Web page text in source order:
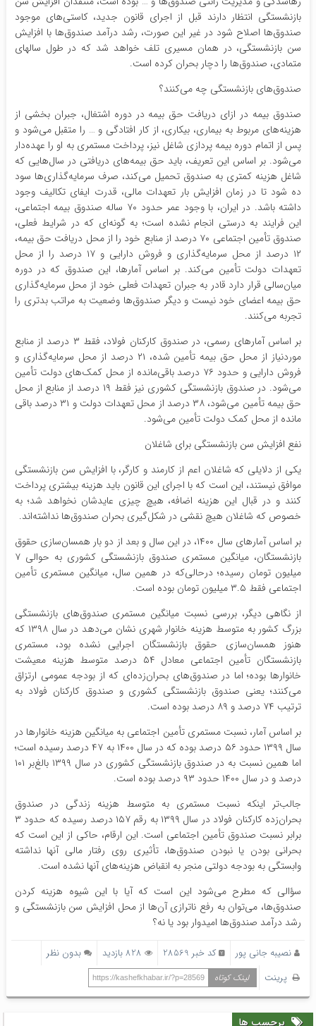
بازنشستگی انتظار دارند قبل از اجرای قانون جدید، کاستی‌های موجود
صندوق‌ها اصلاح شود در غیر این صورت، رشد درآمد صندوق‌ها با افزایش
سن بازنشستگی، در همان مسیری تلف خواهد شد که در طول سالهای
متمادی، صندوق‌ها را دچار بحران کرده است.
صندوق‌های بازنشستگی چه می‌کنند؟
صندوق بیمه در ازای دریافت حق بیمه در دوره اشتغال، جبران بخشی از
هزینه‌های مربوط به بیماری، بیکاری، از کار افتادگی و … را متقبل می‌شود و
پس از اتمام دوره بیمه پردازی شاغل نیز، پرداخت مستمری به او را عهده‌دار
می‌شود. بر اساس این تعریف، باید حق بیمه‌های دریافتی در سال‌هایی که
شاغل هزینه کمتری به صندوق تحمیل می‌کند، صرف سرمایه‌گذاری‌ها سود
ده شود تا در زمان افزایش بار تعهدات مالی، قدرت ایفای تکالیف وجود
داشته باشد. در ایران، با وجود عمر حدود ۷۰ ساله صندوق بیمه اجتماعی،
این فرایند به درستی انجام نشده است؛ به گونه‌ای که در شرایط فعلی،
صندوق تأمین اجتماعی ۷۰ درصد از منابع خود را از محل دریافت حق بیمه،
۱۲ درصد از محل سرمایه‌گذاری و فروش دارایی و ۱۷ درصد را از محل
تعهدات دولت تأمین می‌کند. بر اساس آمارها، این صندوق که در دوره
میان‌سالی قرار دارد قادر به جبران تعهدات فعلی خود از محل سرمایه‌گذاری
حق بیمه اعضای خود نیست و دیگر صندوق‌ها وضعیت به مراتب بدتری را
تجربه می‌کنند.
بر اساس آمارهای رسمی، در صندوق کارکنان فولاد، فقط ۳ درصد از منابع
موردنیاز از محل حق بیمه تأمین شده، ۲۱ درصد از محل سرمایه‌گذاری و
فروش دارایی و حدود ۷۶ درصد باقی‌مانده از محل کمک‌های دولت تأمین
می‌شود. در صندوق بازنشستگی کشوری نیز فقط ۱۹ درصد از منابع از محل
حق بیمه تأمین می‌شود، ۳۸ درصد از محل تعهدات دولت و ۳۱ درصد باقی
مانده از محل کمک دولت تأمین می‌شود.
نفع افزایش سن بازنشستگی برای شاغلان
یکی از دلایلی که شاغلان اعم از کارمند و کارگر، با افزایش سن بازنشستگی
موافق نیستند، این است که با اجرای این قانون باید هزینه بیشتری پرداخت
کنند و در قبال این هزینه اضافه، هیچ چیزی عایدشان نخواهد شد؛ به
خصوص که شاغلان هیچ نقشی در شکل‌گیری بحران صندوق‌ها نداشته‌اند.
بر اساس آمارهای سال ۱۴۰۰، در این سال و بعد از دو بار همسان‌سازی حقوق
بازنشستگان، میانگین مستمری صندوق بازنشستگی کشوری به حوالی ۷
میلیون تومان رسیده؛ درحالی‌که در همین سال، میانگین مستمری تأمین
اجتماعی فقط ۳.۵ میلیون تومان بوده است.
از نگاهی دیگر، بررسی نسبت میانگین مستمری صندوق‌های بازنشستگی
بزرگ کشور به متوسط هزینه خانوار شهری نشان می‌دهد در سال ۱۳۹۸ که
هنوز همسان‌سازی حقوق بازنشستگان اجرایی نشده بود، مستمری
بازنشستگان تأمین اجتماعی معادل ۵۴ درصد متوسط هزینه معیشت
خانوارها بوده؛ اما در صندوق‌های بحران‌زده‌ای که از بودجه عمومی ارتزاق
می‌کنند؛ یعنی صندوق بازنشستگی کشوری و صندوق کارکنان فولاد به
ترتیب ۷۴ درصد و ۸۹ درصد بوده است.
بر اساس آمار، نسبت مستمری تأمین اجتماعی به میانگین هزینه خانوارها در
سال ۱۳۹۹ حدود ۵۶ درصد بوده که در سال ۱۴۰۰ به ۴۷ درصد رسیده است؛
اما همین نسبت به در صندوق بازنشستگی کشوری در سال ۱۳۹۹ بالغ‌بر ۱۰۱
درصد و در سال ۱۴۰۰ حدود ۹۳ درصد بوده است.
جالب‌تر اینکه نسبت مستمری به متوسط هزینه زندگی در صندوق
بحران‌زده کارکنان فولاد در سال ۱۳۹۹ به رقم ۱۵۷ درصد رسیده که حدود ۳
برابر نسبت صندوق تأمین اجتماعی است. این ارقام، حاکی از این است که
بحرانی بودن یا نبودن صندوق‌ها، تأثیری روی رفتار مالی آنها نداشته
وابستگی به بودجه دولتی منجر به انقباض هزینه‌های آنها نشده است.
سؤالی که مطرح می‌شود این است که آیا با این شیوه هزینه کردن
صندوق‌ها، می‌توان به رفع ناترازی آن‌ها از محل افزایش سن بازنشستگی و
رشد درآمد صندوق‌ها امیدوار بود یا نه؟
نصیبه جانی پور کد خبر 28569 828 بازدید
بدون نظر
پرینت
لینک کوتاه https://kashefkhabar.ir/?p=28569
برچسب ها